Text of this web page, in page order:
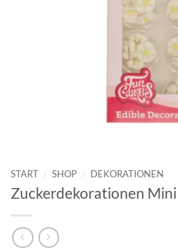
START / SHOP / DEKORATIONEN
Zuckerdekorationen